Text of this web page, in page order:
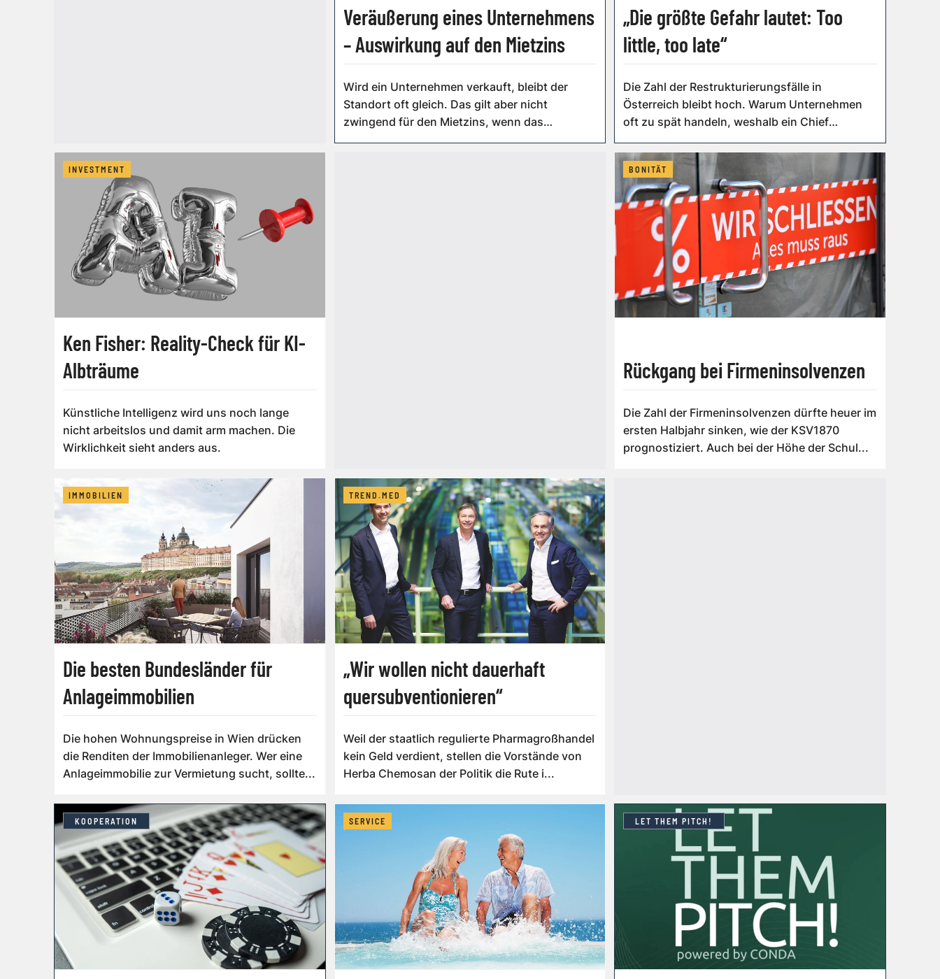
Veräußerung eines Unternehmens
– Auswirkung auf den Mietzins
Wird ein Unternehmen verkauft, bleibt der
Standort oft gleich. Das gilt aber nicht
zwingend für den Mietzins, wenn das
Unternehmen...
„Die größte Gefahr lautet: Too
little, too late“
Die Zahl der Restrukturierungsfälle in
Österreich bleibt hoch. Warum Unternehmen
oft zu spät handeln, weshalb ein Chief
Restructur...
INVESTMENT
Ken Fisher: Reality-Check für KI-
Albträume
Künstliche Intelligenz wird uns noch lange
nicht arbeitslos und damit arm machen. Die
Wirklichkeit sieht anders aus.
BONITÄT
Rückgang bei Firmeninsolvenzen
Die Zahl der Firmeninsolvenzen dürfte heuer im
ersten Halbjahr sinken, wie der KSV1870
prognostiziert. Auch bei der Höhe der Schul...
IMMOBILIEN
Die besten Bundesländer für
Anlageimmobilien
Die hohen Wohnungspreise in Wien drücken
die Renditen der Immobilienanleger. Wer eine
Anlageimmobilie zur Vermietung sucht, sollte...
TREND.MED
„Wir wollen nicht dauerhaft
quersubventionieren“
Weil der staatlich regulierte Pharmagroßhandel
kein Geld verdient, stellen die Vorstände von
Herba Chemosan der Politik die Rute i...
KOOPERATION SERVICE LET THEM PITCH!